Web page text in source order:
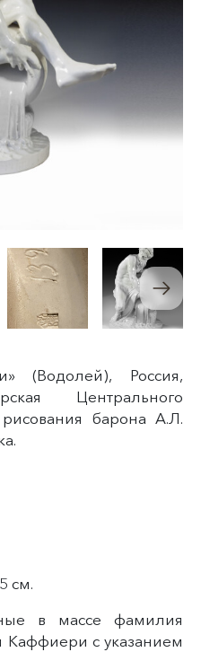
(Водолей), Россия,
Центрального
барона А.Л.
см.
в массе фамилия
с указанием